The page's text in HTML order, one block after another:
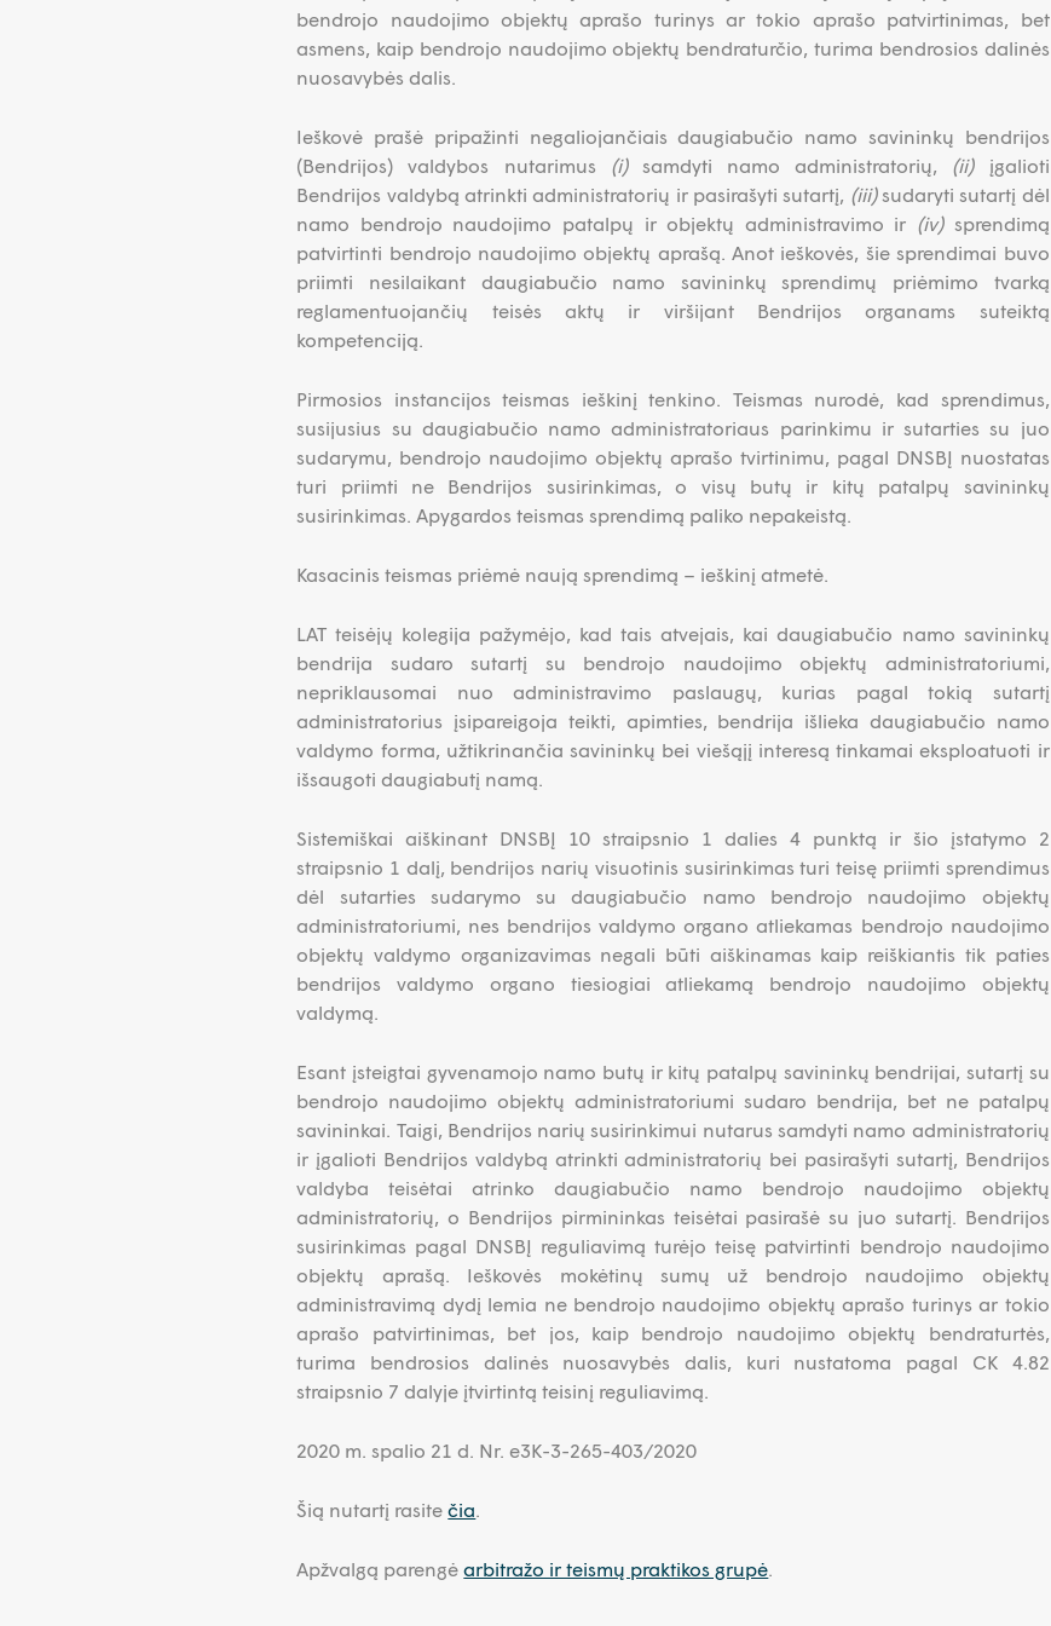
bendrojo naudojimo objektų aprašo turinys ar tokio aprašo patvirtinimas, bet
asmens, kaip bendrojo naudojimo objektų bendraturčio, turima bendrosios dalinės
nuosavybės dalis.
Ieškovė prašė pripažinti negaliojančiais daugiabučio namo savininkų bendrijos
(Bendrijos) valdybos nutarimus (i)samdyti namo administratorių, (ii) įgalioti
Bendrijos valdybą atrinkti administratorių ir pasirašyti sutartį, (iii)sudaryti sutartį dėl
namo bendrojo naudojimo patalpų ir objektų administravimo ir (iv)sprendimą
patvirtinti bendrojo naudojimo objektų aprašą. Anot ieškovės, šie sprendimai buvo
priimti nesilaikant daugiabučio namo savininkų sprendimų priėmimo tvarką
reglamentuojančių teisės aktų ir viršijant Bendrijos organams suteiktą
kompetenciją.
Pirmosios instancijos teismas ieškinį tenkino. Teismas nurodė, kad sprendimus,
susijusius su daugiabučio namo administratoriaus parinkimu ir sutarties su juo
sudarymu, bendrojo naudojimo objektų aprašo tvirtinimu, pagal DNSBĮ nuostatas
turi priimti ne Bendrijos susirinkimas, o visų butų ir kitų patalpų savininkų
susirinkimas. Apygardos teismas sprendimą paliko nepakeistą.
Kasacinis teismas priėmė naują sprendimą – ieškinį atmetė.
LAT teisėjų kolegija pažymėjo, kad tais atvejais, kai daugiabučio namo savininkų
bendrija sudaro sutartį su bendrojo naudojimo objektų administratoriumi,
nepriklausomai nuo administravimo paslaugų, kurias pagal tokią sutartį
administratorius įsipareigoja teikti, apimties, bendrija išlieka daugiabučio namo
valdymo forma, užtikrinančia savininkų bei viešąjį interesą tinkamai eksploatuoti ir
išsaugoti daugiabutį namą.
Sistemiškai aiškinant DNSBĮ 10 straipsnio 1 dalies 4 punktą ir šio įstatymo 2
straipsnio 1 dalį, bendrijos narių visuotinis susirinkimas turi teisę priimti sprendimus
dėl sutarties sudarymo su daugiabučio namo bendrojo naudojimo objektų
administratoriumi, nes bendrijos valdymo organo atliekamas bendrojo naudojimo
objektų valdymo organizavimas negali būti aiškinamas kaip reiškiantis tik paties
bendrijos valdymo organo tiesiogiai atliekamą bendrojo naudojimo objektų
valdymą.
Esant įsteigtai gyvenamojo namo butų ir kitų patalpų savininkų bendrijai, sutartį su
bendrojo naudojimo objektų administratoriumi sudaro bendrija, bet ne patalpų
savininkai. Taigi, Bendrijos narių susirinkimui nutarus samdyti namo administratorių
ir įgalioti Bendrijos valdybą atrinkti administratorių bei pasirašyti sutartį, Bendrijos
valdyba teisėtai atrinko daugiabučio namo bendrojo naudojimo objektų
administratorių, o Bendrijos pirmininkas teisėtai pasirašė su juo sutartį. Bendrijos
susirinkimas pagal DNSBĮ reguliavimą turėjo teisę patvirtinti bendrojo naudojimo
objektų aprašą. Ieškovės mokėtinų sumų už bendrojo naudojimo objektų
administravimą dydį lemia ne bendrojo naudojimo objektų aprašo turinys ar tokio
aprašo patvirtinimas, bet jos, kaip bendrojo naudojimo objektų bendraturtės,
turima bendrosios dalinės nuosavybės dalis, kuri nustatoma pagal CK 4.82
straipsnio 7 dalyje įtvirtintą teisinį reguliavimą.
2020 m. spalio 21 d. Nr. e3K-3-265-403/2020
Šią nutartį rasitečia.
Apžvalgą parengėarbitražo ir teismų praktikos grupė.